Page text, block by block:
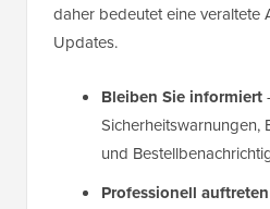
daher bedeutet eine veraltete
Updates.
Bleiben Sie informiert
Sicherheitswarnungen,
und
Professionell auftreten